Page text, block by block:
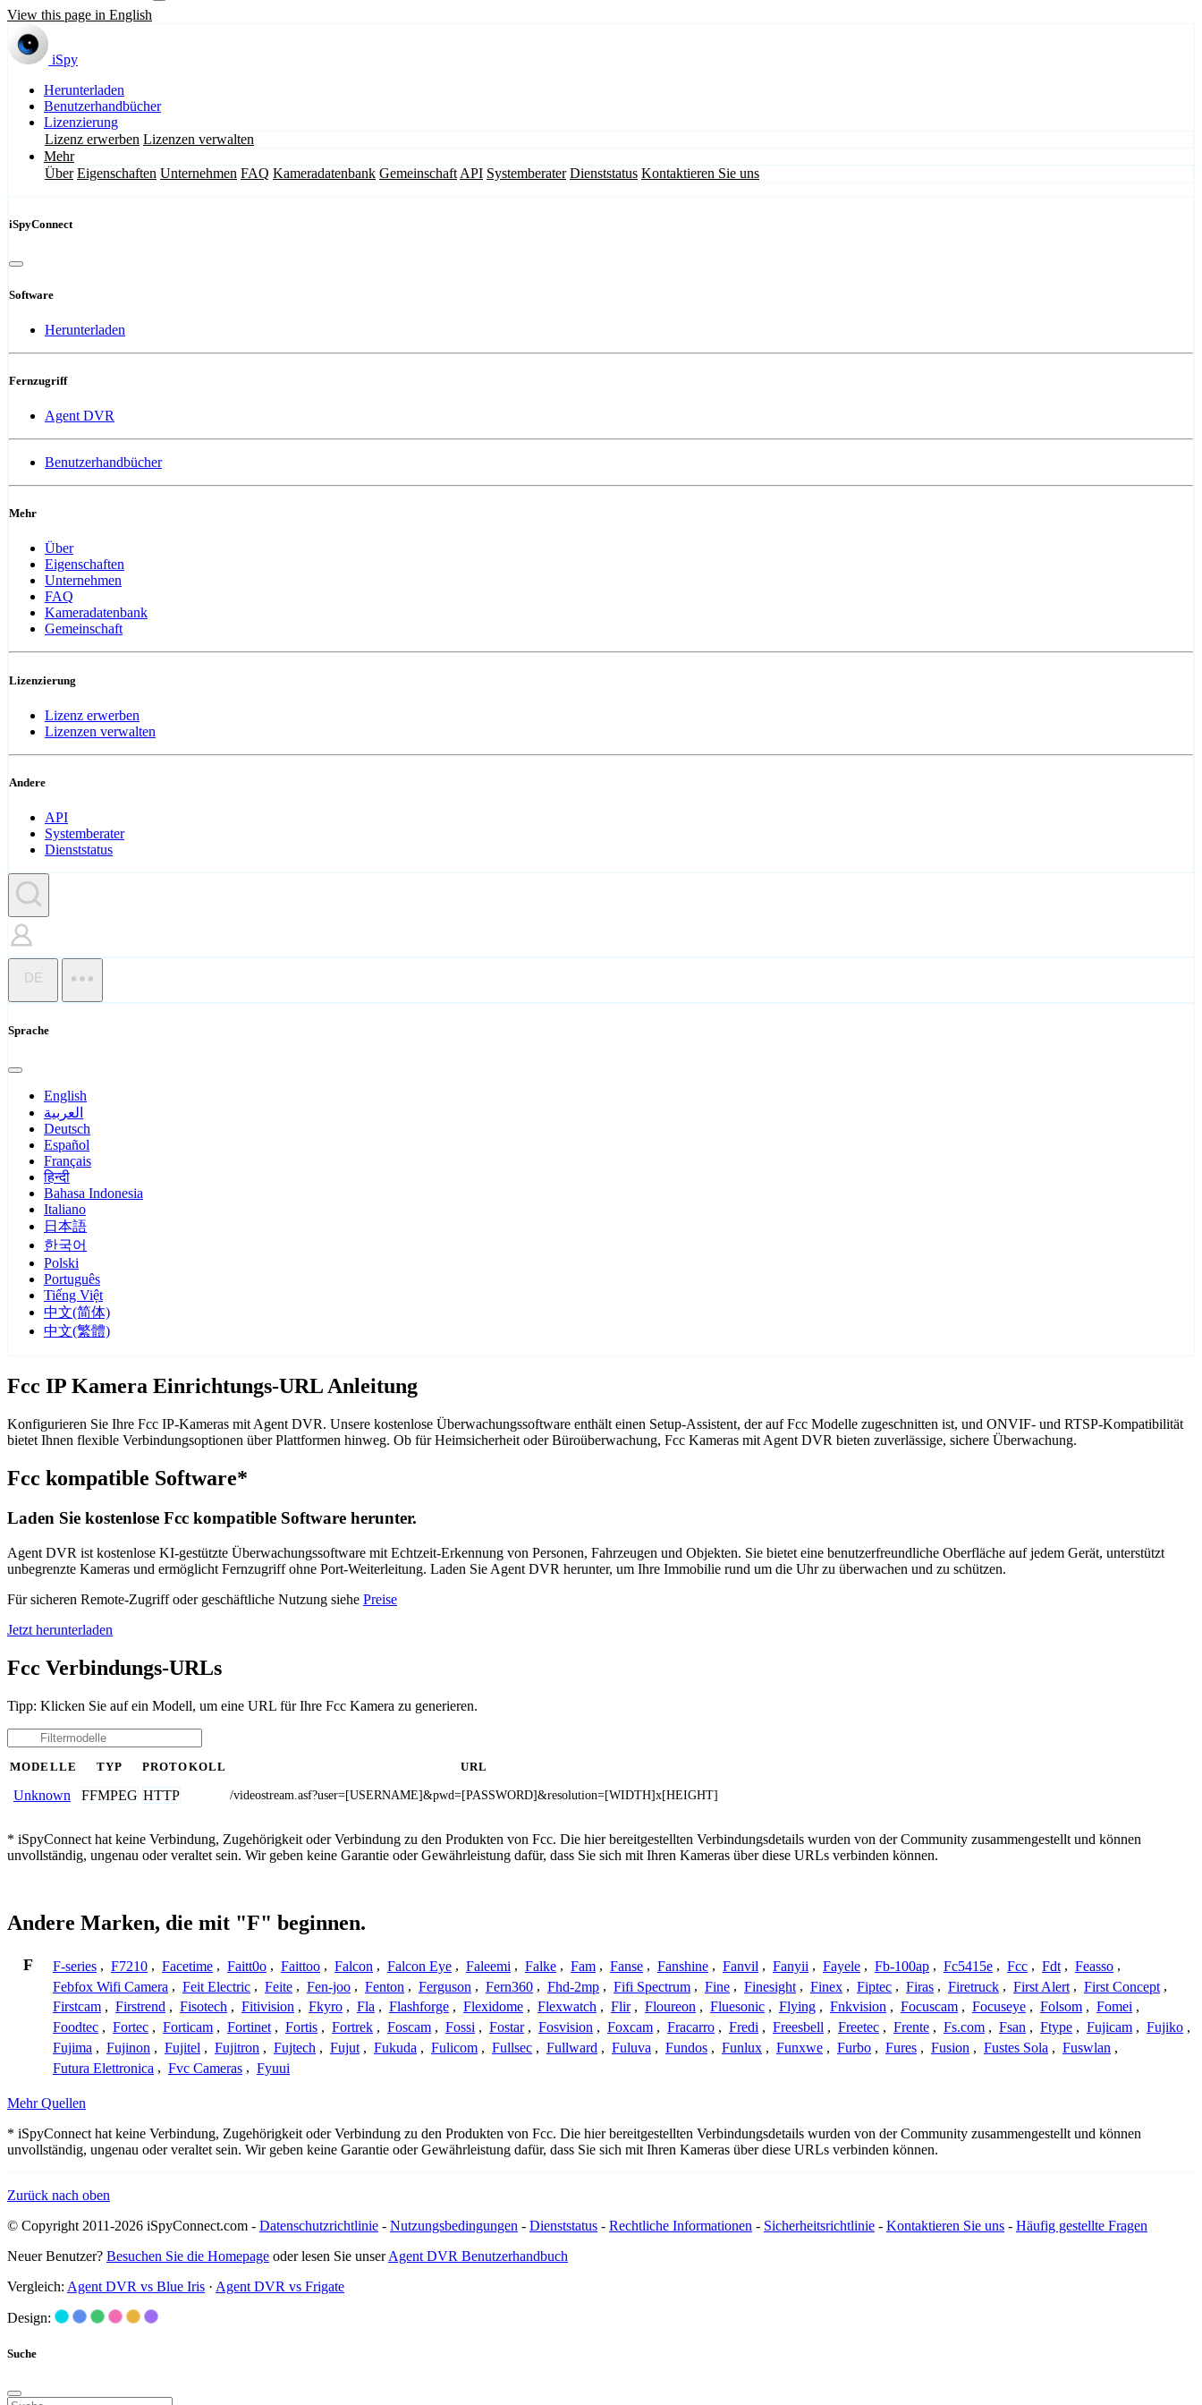
View this page in English
iSpy
Herunterladen
Benutzerhandbücher
Lizenzierung
Lizenz erwerben Lizenzen verwalten
Mehr
Über Eigenschaften Unternehmen FAQ Kameradatenbank Gemeinschaft API Systemberater Dienststatus Kontaktieren Sie uns
iSpyConnect
Software
Herunterladen
Fernzugriff
Agent DVR
Benutzerhandbücher
Mehr
Über
Eigenschaften
Unternehmen
FAQ
Kameradatenbank
Gemeinschaft
Lizenzierung
Lizenz erwerben
Lizenzen verwalten
Andere
API
Systemberater
Dienststatus
DE
Sprache
English
العربية
Deutsch
Español
Français
हिन्दी
Bahasa Indonesia
Italiano
日本語
한국어
Polski
Português
Tiếng Việt
中文(简体)
中文(繁體)
Fcc IP Kamera Einrichtungs-URL Anleitung
Konfigurieren Sie Ihre Fcc IP-Kameras mit Agent DVR. Unsere kostenlose Überwachungssoftware enthält einen Setup-Assistent, der auf Fcc Modelle zugeschnitten ist, und ONVIF- und RTSP-Kompatibilität
bietet Ihnen flexible Verbindungsoptionen über Plattformen hinweg. Ob für Heimsicherheit oder Büroüberwachung, Fcc Kameras mit Agent DVR bieten zuverlässige, sichere Überwachung.
Fcc kompatible Software*
Laden Sie kostenlose Fcc kompatible Software herunter.
Agent DVR ist kostenlose KI-gestützte Überwachungssoftware mit Echtzeit-Erkennung von Personen, Fahrzeugen und Objekten. Sie bietet eine benutzerfreundliche Oberfläche auf jedem Gerät, unterstützt
unbegrenzte Kameras und ermöglicht Fernzugriff ohne Port-Weiterleitung. Laden Sie Agent DVR herunter, um Ihre Immobilie rund um die Uhr zu überwachen und zu schützen.
Für sicheren Remote-Zugriff oder geschäftliche Nutzung siehe Preise
Jetzt herunterladen
Fcc Verbindungs-URLs
Tipp: Klicken Sie auf ein Modell, um eine URL für Ihre Fcc Kamera zu generieren.
MODELLE TYP PROTOKOLL URL
Unknown FFMPEG HTTP /videostream.asf?user=[USERNAME]&pwd=[PASSWORD]&resolution=[WIDTH]x[HEIGHT]
* iSpyConnect hat keine Verbindung, Zugehörigkeit oder Verbindung zu den Produkten von Fcc. Die hier bereitgestellten Verbindungsdetails wurden von der Community zusammengestellt und können
unvollständig, ungenau oder veraltet sein. Wir geben keine Garantie oder Gewährleistung dafür, dass Sie sich mit Ihren Kameras über diese URLs verbinden können.
Andere Marken, die mit "F" beginnen.
F F-series , F7210 , Facetime , Faitt0o , Faittoo , Falcon , Falcon Eye , Faleemi , Falke , Fam , Fanse , Fanshine , Fanvil , Fanyii , Fayele , Fb-100ap , Fc5415e , Fcc , Fdt , Feasso ,
Febfox Wifi Camera , Feit Electric , Feite , Fen-joo , Fenton , Ferguson , Fern360 , Fhd-2mp , Fifi Spectrum , Fine , Finesight , Finex , Fiptec , Firas , Firetruck , First Alert , First Concept ,
Firstcam , Firstrend , Fisotech , Fitivision , Fkyro , Fla , Flashforge , Flexidome , Flexwatch , Flir , Floureon , Fluesonic , Flying , Fnkvision , Focuscam , Focuseye , Folsom , Fomei ,
Foodtec , Fortec , Forticam , Fortinet , Fortis , Fortrek , Foscam , Fossi , Fostar , Fosvision , Foxcam , Fracarro , Fredi , Freesbell , Freetec , Frente , Fs.com , Fsan , Ftype , Fujicam , Fujiko ,
Fujima , Fujinon , Fujitel , Fujitron , Fujtech , Fujut , Fukuda , Fulicom , Fullsec , Fullward , Fuluva , Fundos , Funlux , Funxwe , Furbo , Fures , Fusion , Fustes Sola , Fuswlan ,
Futura Elettronica , Fvc Cameras , Fyuui
Mehr Quellen
* iSpyConnect hat keine Verbindung, Zugehörigkeit oder Verbindung zu den Produkten von Fcc. Die hier bereitgestellten Verbindungsdetails wurden von der Community zusammengestellt und können
unvollständig, ungenau oder veraltet sein. Wir geben keine Garantie oder Gewährleistung dafür, dass Sie sich mit Ihren Kameras über diese URLs verbinden können.
Zurück nach oben
© Copyright 2011-2026 iSpyConnect.com - Datenschutzrichtlinie - Nutzungsbedingungen - Dienststatus - Rechtliche Informationen - Sicherheitsrichtlinie - Kontaktieren Sie uns - Häufig gestellte Fragen
Neuer Benutzer? Besuchen Sie die Homepage oder lesen Sie unserAgent DVR Benutzerhandbuch
Vergleich: Agent DVR vs Blue Iris · Agent DVR vs Frigate
Design:
Suche